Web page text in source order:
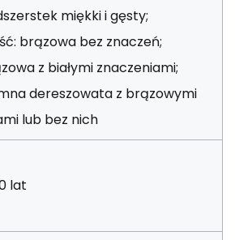
miękki i gęsty;
brązowa bez znaczeń;
z białymi znaczeniami;
dereszowata z brązowymi
lub bez nich
lat